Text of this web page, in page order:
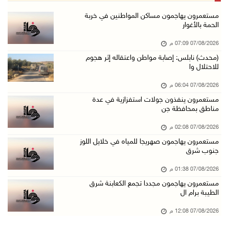
أمين عام الجامعة العربية يحذر من نهج إسرائيل ...
مستعمرون يهاجمون صهريجا للمياه في خلايل اللوز ...
مستعمرون يهاجمون مجددا تجمع الكعابنة شرق الطي ...
أسعار النفط تواصل الصعود وسط مخاوف بشأن مستقب ...
07/آب/2026 10:25 ص
الذهب يتجه لأفضل أداء أسبوعي منذ كانون الثاني
07/آب/2026 09:06 ص
مستعمرون بحماية قوات الاحتلال يقتحمون برك سلي ...
مستعمرون يهاجمون مساكن المواطنين في خربة
الحمة بالأغوار
07/08/2026 07:09 م
(محدث) نابلس: إصابة مواطن واعتقاله إثر هجوم
للاحتلال وا
07/08/2026 06:04 م
مستعمرون ينفذون جولات استفزازية في عدة
مناطق بمحافظة جن
07/08/2026 02:08 م
مستعمرون يهاجمون صهريجا للمياه في خلايل اللوز
جنوب شرق
07/08/2026 01:38 م
مستعمرون يهاجمون مجددا تجمع الكعابنة شرق
الطيبة برام ال
07/08/2026 12:08 م